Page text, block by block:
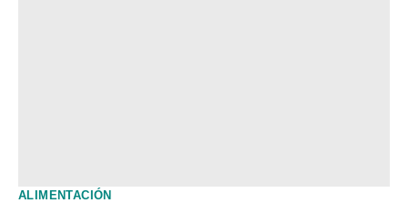
ALIMENTACIÓN